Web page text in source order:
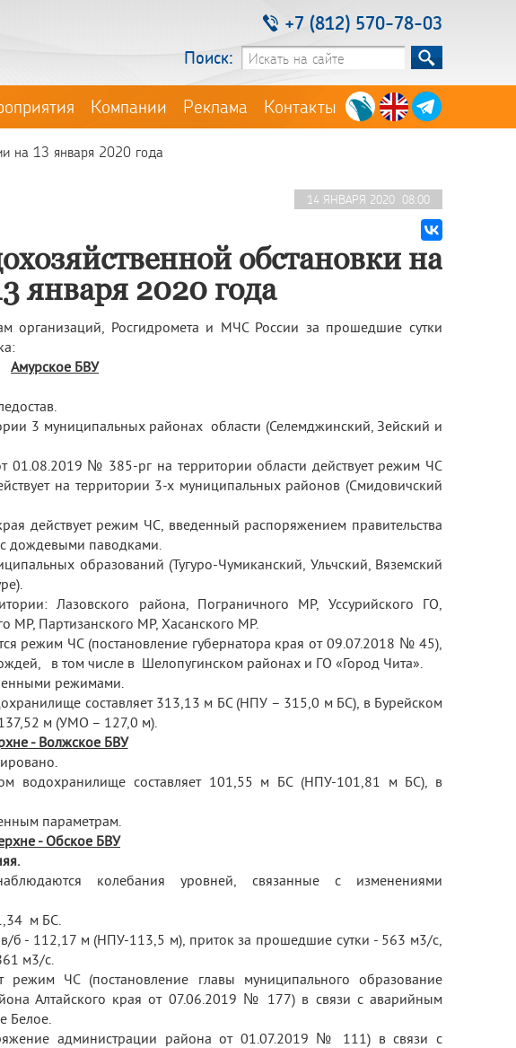
+7 (812) 570-78-03
Поиск:
Компании Реклама Контакты
на 13 января 2020 года
14 ЯНВАРЯ 2020 08:00
обстановки на
января 2020 года
организаций, Росгидромета и МЧС России за прошедшие сутки
Амурское БВУ
3 муниципальных районах области (Селемджинский, Зейский и
01.08.2019 № 385-рг на территории области действует режим ЧС
на территории 3-х муниципальных районов (Смидовичский
действует режим ЧС, введенный распоряжением правительства
дождевыми паводками.
образований (Тугуро-Чумиканский, Ульчский, Вяземский
Лазовского района, Пограничного МР, Уссурийского ГО,
МР, Партизанского МР, Хасанского МР.
режим ЧС (постановление губернатора края от 09.07.2018 № 45),
в том числе в Шелопугинском районах и ГО «Город Чита».
режимами.
составляет 313,13 м БС (НПУ – 315,0 м БС), в Бурейском
м (УМО – 127,0 м).
- Волжское БВУ
водохранилище составляет 101,55 м БС (НПУ-101,81 м БС), в
параметрам.
- Обское БВУ
колебания уровней, связанные с изменениями
м БС.
б - 112,17 м (НПУ-113,5 м), приток за прошедшие сутки - 563 м3/с,
м3/с.
ЧС (постановление главы муниципального образование
Алтайского края от 07.06.2019 № 177) в связи с аварийным
Белое.
администрации района от 01.07.2019 № 111) в связи с